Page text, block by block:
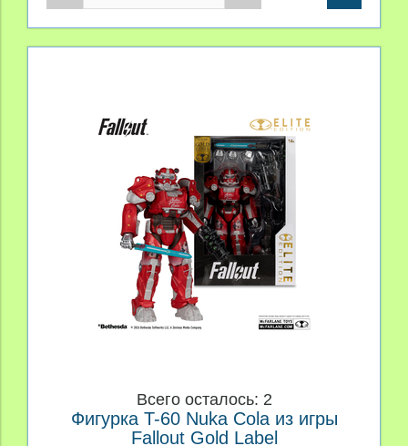
Всего осталось: 2
Фигурка T-60 Nuka Cola из игры
Fallout Gold Label